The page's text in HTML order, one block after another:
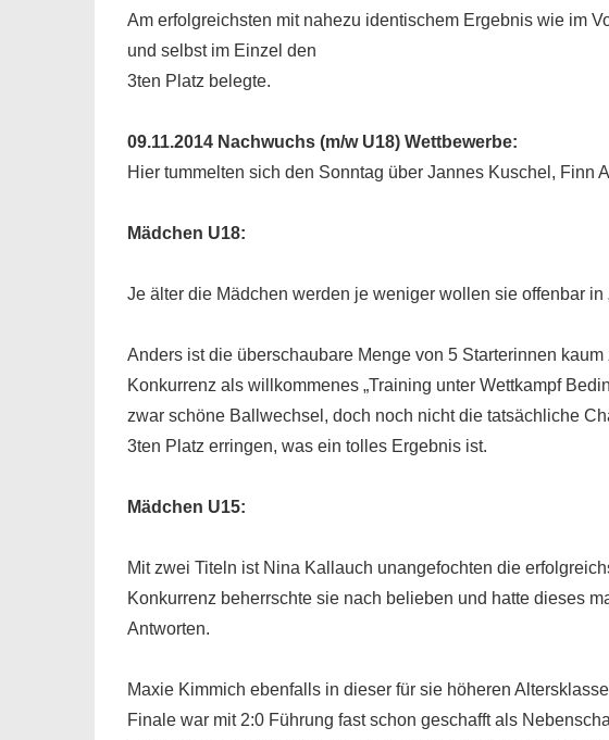
Am erfolgreichsten mit nahezu identischem Ergebnis wie im
und selbst im Einzel den
3ten Platz belegte.
09.11.2014 Nachwuchs (m/w U18) Wettbewerbe:
Hier tummelten sich den Sonntag über Jannes Kuschel, Finn
Mädchen U18:
Je älter die Mädchen werden je weniger wollen sie offenbar in
Anders ist die überschaubare Menge von 5 Starterinnen
Konkurrenz als willkommenes „Training unter Wettkampf
zwar schöne Ballwechsel, doch noch nicht die tatsächliche
3ten Platz erringen, was ein tolles Ergebnis ist.
Mädchen U15:
Mit zwei Titeln ist Nina Kallauch unangefochten die
Konkurrenz beherrschte sie nach belieben und hatte dieses
Antworten.
Maxie Kimmich ebenfalls in dieser für sie höheren
Finale war mit 2:0 Führung fast schon geschafft als